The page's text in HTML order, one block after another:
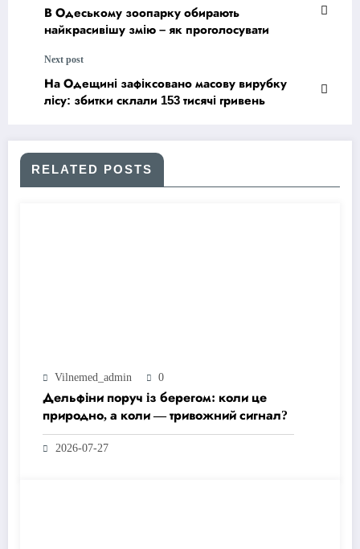
В Одеському зоопарку обирають
найкрасивішу змію – як проголосувати
Next post
На Одещині зафіксовано масову вирубку
лісу: збитки склали 153 тисячі гривень
RELATED POSTS
Vilnemed_admin 0
Дельфіни поруч із берегом: коли це
природно, а коли — тривожний сигнал?
2026-07-27